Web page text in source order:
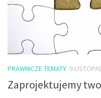
PRAWNICZE TEMATY 9
Zaprojektujemy